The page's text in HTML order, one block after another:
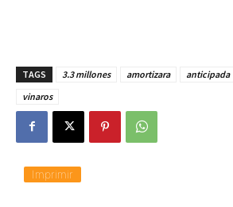
TAGS 3.3 millones amortizara anticipada
vinaros
Imprimir